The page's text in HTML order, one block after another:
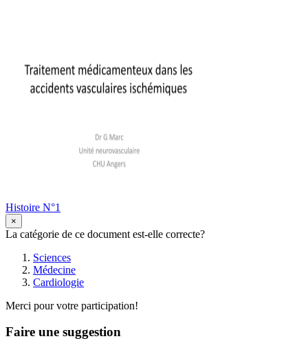
Histoire N°1
×
La catégorie de ce document est-elle correcte?
Sciences
Médecine
Cardiologie
Merci pour votre participation!
Faire une suggestion